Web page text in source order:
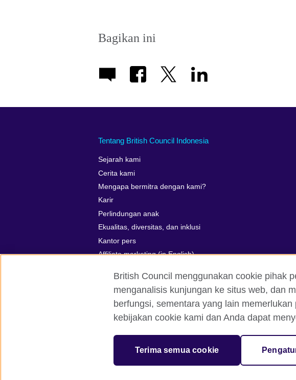
Bagikan ini
Tentang British Council Indonesia
Sejarah kami
Cerita kami
Mengapa bermitra dengan kami?
Karir
Perlindungan anak
Ekualitas, diversitas, dan inklusi
Kantor pers
Affiliate marketing (in English)
British Council global Kerahasiaan dan Ketentuan
SC037733 (Scotland)
British Council menggunakan cookie pihak
menganalisis kunjungan ke situs web, dan
berfungsi, sementara yang lain
kebijakan cookie kami dan Anda dapat
Terima semua cookie